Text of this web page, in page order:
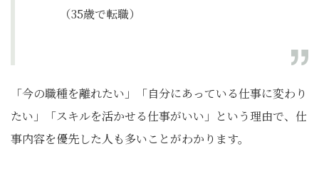
（35歳で転職）
「今の職種を離れたい」「自分にあっている仕事に変わり
たい」「スキルを活かせる仕事がいい」という理由で、仕
事内容を優先した人も多いことがわかります。